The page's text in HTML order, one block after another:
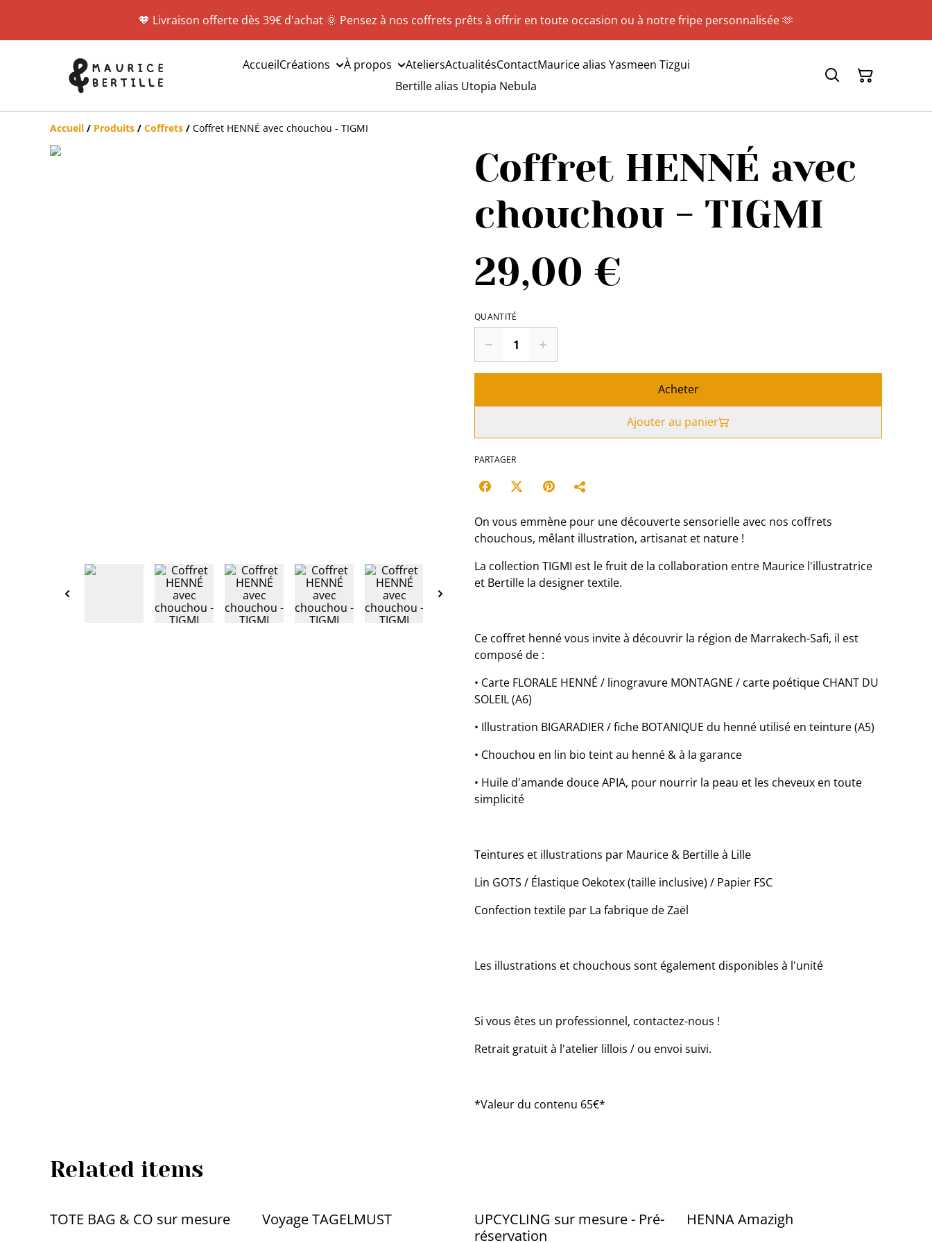
🧡 Livraison offerte dès 39€ d'achat 🌞 Pensez à nos coffrets prêts à offrir en toute occasion ou à notre fripe personnalisée 🫶
AccueilCréations À propos AteliersActualitésContactMaurice alias Yasmeen Tizgui
Bertille alias Utopia Nebula
Accueil / Produits / Coffrets / Coffret HENNÉ avec chouchou - TIGMI
Coffret HENNÉ avec
chouchou - TIGMI
29,00 €
QUANTITÉ
Acheter
Ajouter au panier
PARTAGER
On vous emmène pour une découverte sensorielle avec nos coffrets
chouchous, mêlant illustration, artisanat et nature !
La collection TIGMI est le fruit de la collaboration entre Maurice l'illustratrice
et Bertille la designer textile.
Ce coffret henné vous invite à découvrir la région de Marrakech-Safi, il est
composé de :
• Carte FLORALE HENNÉ / linogravure MONTAGNE / carte poétique CHANT DU
SOLEIL (A6)
• Illustration BIGARADIER / fiche BOTANIQUE du henné utilisé en teinture (A5)
• Chouchou en lin bio teint au henné & à la garance
• Huile d'amande douce APIA, pour nourrir la peau et les cheveux en toute
simplicité
Teintures et illustrations par Maurice & Bertille à Lille
Lin GOTS / Élastique Oekotex (taille inclusive) / Papier FSC
Confection textile par La fabrique de Zaël
Les illustrations et chouchous sont également disponibles à l'unité
Si vous êtes un professionnel, contactez-nous !
Retrait gratuit à l'atelier lillois / ou envoi suivi.
*Valeur du contenu 65€*
Related items
TOTE BAG & CO sur mesure Voyage TAGELMUST
UPCYCLING sur mesure - Pré-
réservation
HENNA Amazigh